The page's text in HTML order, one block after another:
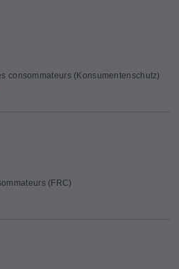
consommateurs (Konsumentenschutz)
(FRC)